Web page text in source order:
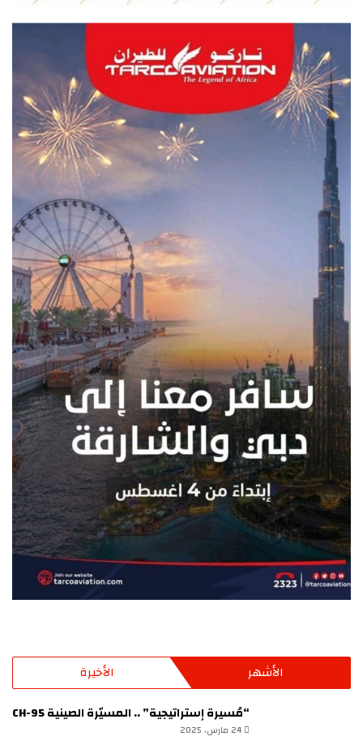
الأشهر الأخيرة
“مُسيرة إستراتيجية” .. المسيّرة الصينية CH-95
24 مارس، 2025